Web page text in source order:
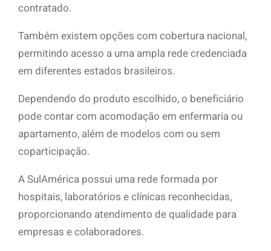
contratado.
Também existem opções com cobertura nacional,
permitindo acesso a uma ampla rede credenciada
em diferentes estados brasileiros.
Dependendo do produto escolhido, o beneficiário
pode contar com acomodação em enfermaria ou
apartamento, além de modelos com ou sem
coparticipação.
A SulAmérica possui uma rede formada por
hospitais, laboratórios e clínicas reconhecidas,
proporcionando atendimento de qualidade para
empresas e colaboradores.